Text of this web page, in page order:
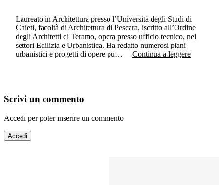
Laureato in Architettura presso l’Università degli Studi di
Chieti, facoltà di Architettura di Pescara, iscritto all’Ordine
degli Architetti di Teramo, opera presso ufficio tecnico, nei
settori Edilizia e Urbanistica. Ha redatto numerosi piani
urbanistici e progetti di opere pu…
Continua a leggere
Scrivi un commento
Accedi per poter inserire un commento
Accedi